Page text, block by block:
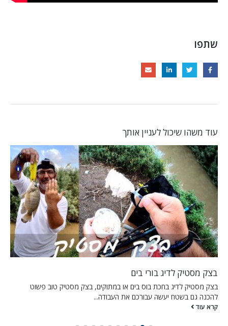
שתפו
עוד משהו שיכול לעניין אותך
בצק מסטיק לדיג בורי בים
בצק מסטיק לדיג בחכת בוס בים או במתוקים, בצק מסטיק טוב פשוט
להכנה גם בשטח יעשה עבורכם את העבודה...
קרא עוד